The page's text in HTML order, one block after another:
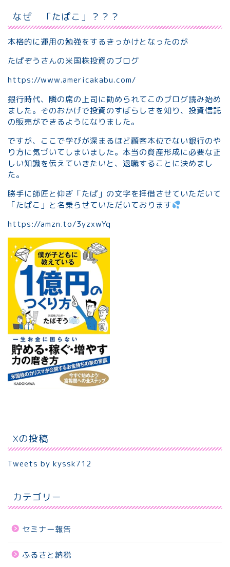
なぜ 「たぱこ」？？？
本格的に運用の勉強をするきっかけとなったのが
たぱぞうさんの米国株投資のブログ
https://www.americakabu.com/
銀行時代、隣の席の上司に勧められてこのブログ読み始め
ました。そのおかげで投資のすばらしさを知り、投資信託
の販売ができるようになりました。
ですが、ここで学びが深まるほど顧客本位でない銀行のや
り方に気づいてしまいました。本当の資産形成に必要な正
しい知識を伝えていきたいと、退職することに決めまし
た。
勝手に師匠と仰ぎ「たぱ」の文字を拝借させていただいて
「たぱこ」と名乗らせていただいております
https://amzn.to/3yzxwYq
Xの投稿
Tweets by kyssk712
カテゴリー
セミナー報告
ふるさと納税